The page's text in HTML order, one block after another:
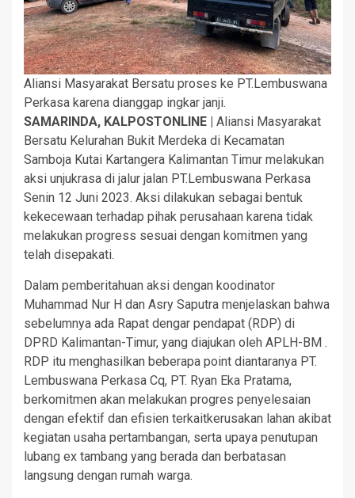
Aliansi Masyarakat Bersatu proses ke PT.Lembuswana
Perkasa karena dianggap ingkar janji.
SAMARINDA, KALPOSTONLINE |
Aliansi Masyarakat
Bersatu Kelurahan Bukit Merdeka di Kecamatan
Samboja Kutai Kartangera Kalimantan Timur melakukan
aksi unjukrasa di jalur jalan PT.Lembuswana Perkasa
Senin 12 Juni 2023. Aksi dilakukan sebagai bentuk
kekecewaan terhadap pihak perusahaan karena tidak
melakukan progress sesuai dengan komitmen yang
telah disepakati.
Dalam pemberitahuan aksi dengan koodinator
Muhammad Nur H dan Asry Saputra menjelaskan bahwa
sebelumnya ada Rapat dengar pendapat (RDP) di
DPRD Kalimantan-Timur, yang diajukan oleh APLH-BM .
RDP itu menghasilkan beberapa point diantaranya PT.
Lembuswana Perkasa Cq, PT. Ryan Eka Pratama,
berkomitmen akan melakukan progres penyelesaian
dengan efektif dan efisien terkaitkerusakan lahan akibat
kegiatan usaha pertambangan, serta upaya penutupan
lubang ex tambang yang berada dan berbatasan
langsung dengan rumah warga.